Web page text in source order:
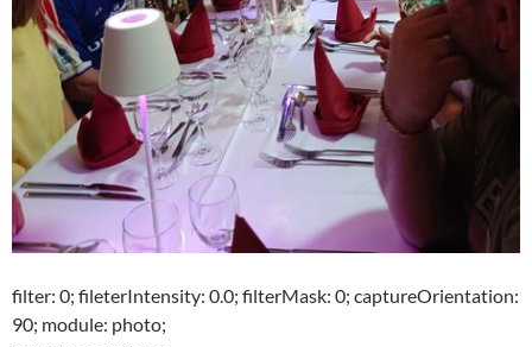
filter: 0; fileterIntensity: 0.0; filterMask: 0; captureOrientation:
90; module: photo;